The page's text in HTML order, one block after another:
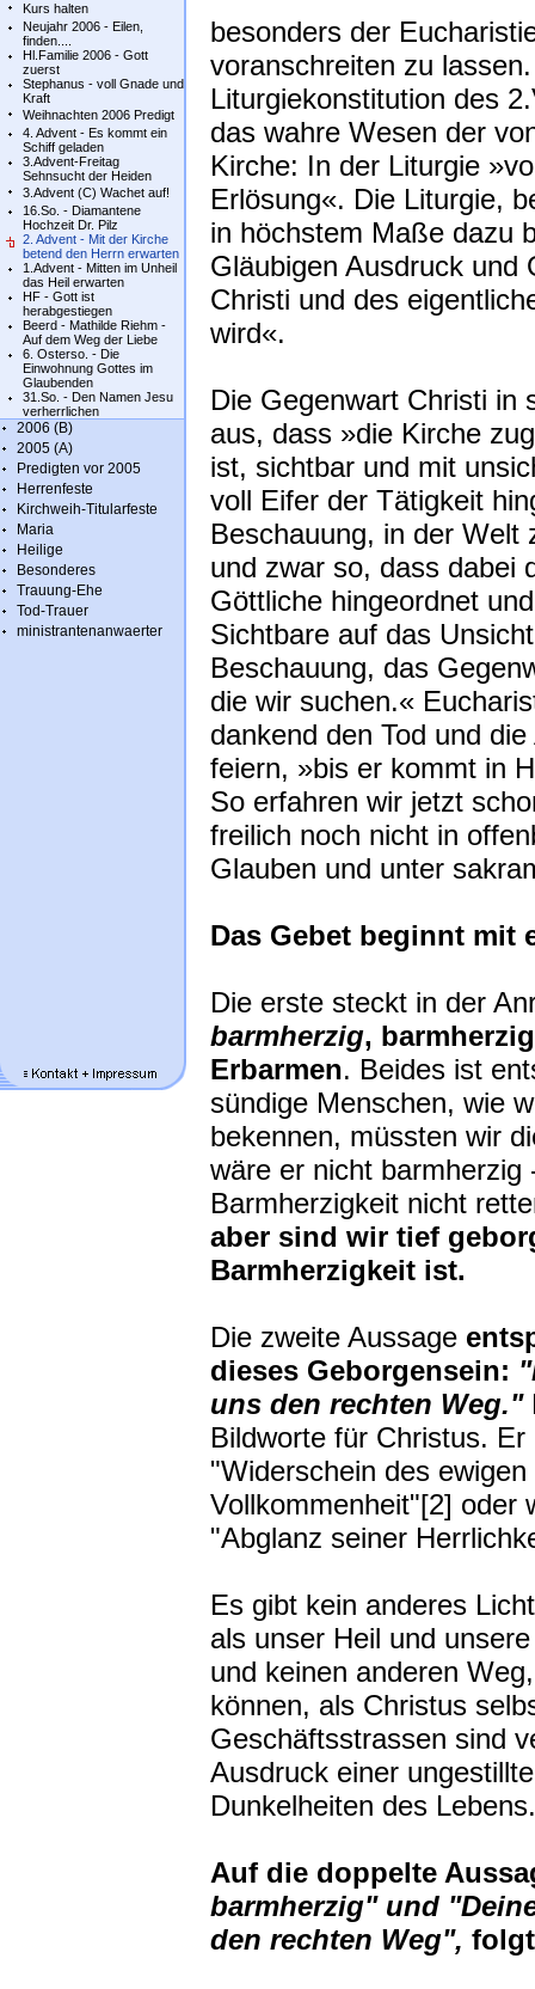
Kurs halten
Neujahr 2006 - Eilen,
finden....
Hl.Familie 2006 - Gott
zuerst
Stephanus - voll Gnade und
Kraft
Weihnachten 2006 Predigt
4. Advent - Es kommt ein
Schiff geladen
3.Advent-Freitag
Sehnsucht der Heiden
3.Advent (C) Wachet auf!
16.So. - Diamantene
Hochzeit Dr. Pilz
2. Advent - Mit der Kirche
betend den Herrn erwarten
1.Advent - Mitten im Unheil
das Heil erwarten
HF - Gott ist
herabgestiegen
Beerd - Mathilde Riehm -
Auf dem Weg der Liebe
6. Osterso. - Die
Einwohnung Gottes im
Glaubenden
31.So. - Den Namen Jesu
verherrlichen
2006 (B)
2005 (A)
Predigten vor 2005
Herrenfeste
Kirchweih-Titularfeste
Maria
Heilige
Besonderes
Trauung-Ehe
Tod-Trauer
ministrantenanwaerter
besonders der
voranschreiten zu
Liturgiekonstitution des
das wahre Wesen der
Kirche: In der Liturgie
Erlösung«. Die Liturgie,
in höchstem Maße dazu
Gläubigen Ausdruck und
Christi und des
wird«.
Die Gegenwart Christi in
aus, dass »die Kirche
ist, sichtbar und mit
voll Eifer der Tätigkeit
Beschauung, in der Welt
und zwar so, dass dabei
Göttliche hingeordnet
Sichtbare auf das
Beschauung, das
die wir suchen.«
dankend den Tod und
feiern, »bis er kommt in
So erfahren wir jetzt
freilich noch nicht in
Glauben und unter
Das Gebet beginnt mit
Die erste steckt in der
barmherzig,
Erbarmen. Beides ist
sündige Menschen, wie
bekennen, müssten wir
wäre er nicht barmherzig
Barmherzigkeit nicht
aber sind wir tief
Barmherzigkeit ist.
Die zweite Aussage
dieses Geborgensein:
uns den rechten Weg."
Bildworte für Christus.
"Widerschein des
Vollkommenheit"[2] oder
"Abglanz seiner
Es gibt kein anderes
als unser Heil und
und keinen anderen
können, als Christus
Geschäftsstrassen sind
Ausdruck einer
Dunkelheiten des Lebens.
Auf die doppelte
barmherzig" und
den rechten Weg",